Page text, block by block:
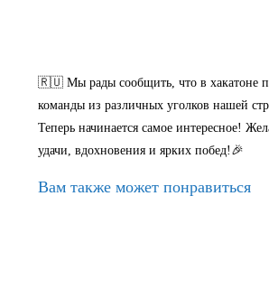
🇷🇺 Мы рады сообщить, что в хакатоне
команды из различных уголков нашей
Теперь начинается самое интересное!
удачи, вдохновения и ярких побед!🎉
Вам также может понравиться